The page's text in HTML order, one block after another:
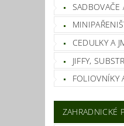
SADBOVAČE
CEDULKY A
JIFFY,
FOLIOVNÍKY
ZAHRADNICKÉ